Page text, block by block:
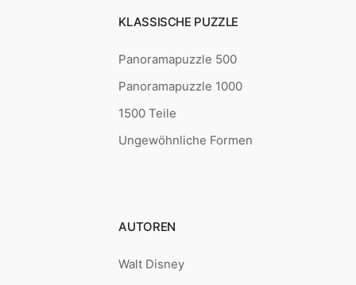
KLASSISCHE PUZZLE
Panoramapuzzle 500
Panoramapuzzle 1000
1500 Teile
Ungewöhnliche Formen
AUTOREN
Walt Disney